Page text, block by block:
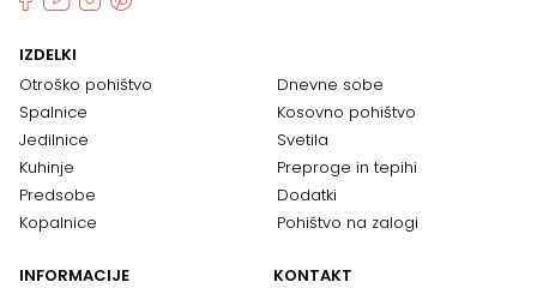
IZDELKI
Otroško pohištvo
Spalnice
Jedilnice
Kuhinje
Predsobe
Kopalnice
Dnevne sobe
Kosovno pohištvo
Svetila
Preproge in tepihi
Dodatki
Pohištvo na zalogi
INFORMACIJE KONTAKT